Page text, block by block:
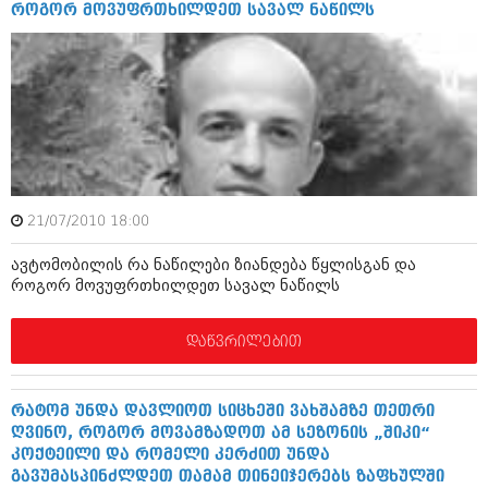
იანვარი 2016 (206)
დეკემბერი 2015 (207)
ნოემბერი 2015 (264)
ოქტომბერი 2015 (204)
სექტემბერი 2015 (215)
აგვისტო 2015 (286)
ივლისი 2015 (173)
ივნისი 2015 (261)
მაისი 2015 (194)
იანვარი 2015 (247)
დეკემბერი 2014 (342)
ნოემბერი 2014 (290)
ოქტომბერი 2014 (292)
სექტემბერი 2014 (394)
ივლისი 2014 (313)
ივნისი 2014 (366)
მაისი 2014 (313)
აპრილი 2014 (290)
როგორ მოვუფრთხილდეთ სავალ ნაწილს
21/07/2010 18:00
ავტომობილის რა ნაწილები ზიანდება წყლისგან და
როგორ მოვუფრთხილდეთ სავალ ნაწილს
დაწვრილებით
რატომ უნდა დავლიოთ სიცხეში ვახშამზე თეთრი
ღვინო, როგორ მოვამზადოთ ამ სეზონის „შიკი“
კოქტეილი და რომელი კერძით უნდა
გავუმასპინძლდეთ თამამ თინეიჯერებს ზაფხულში